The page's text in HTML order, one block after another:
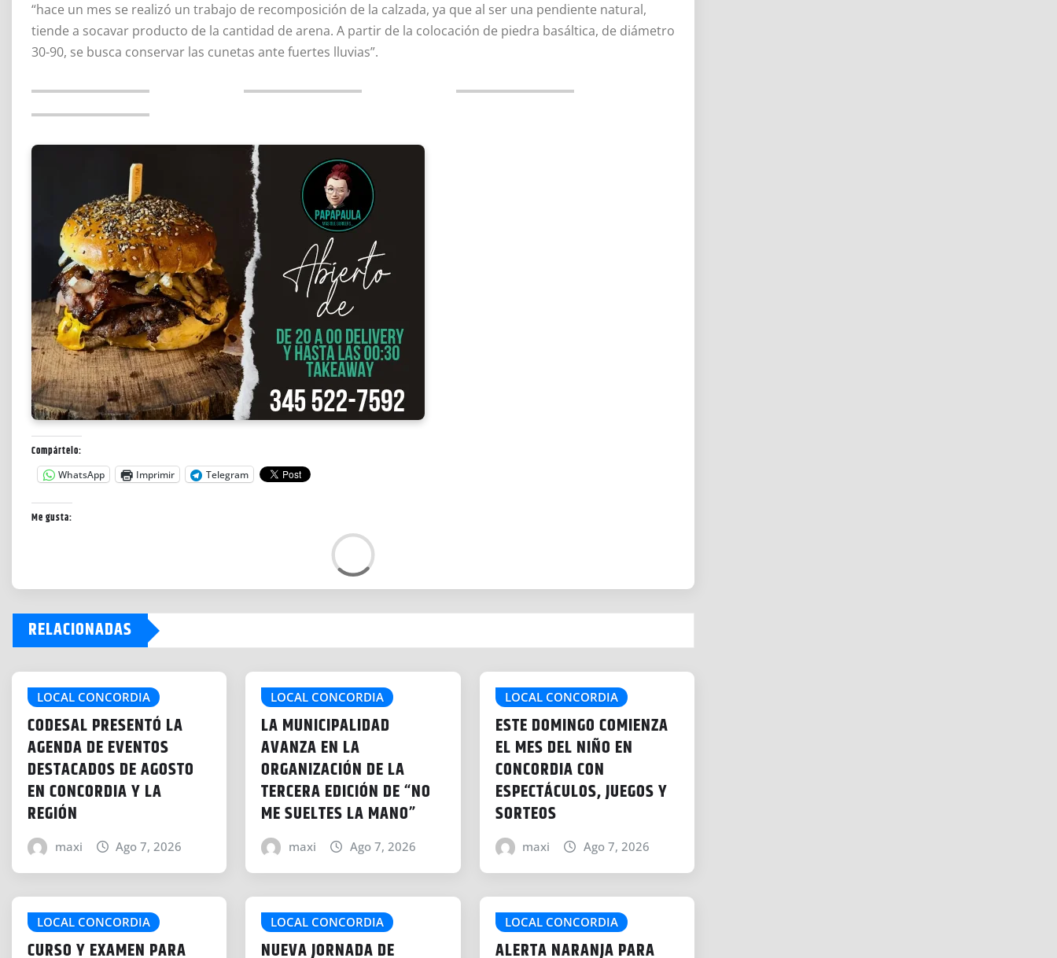
“hace un mes se realizó un trabajo de recomposición de la calzada, ya que al ser una pendiente natural,
tiende a socavar producto de la cantidad de arena. A partir de la colocación de piedra basáltica, de diámetro
30-90, se busca conservar las cunetas ante fuertes lluvias”.
Compártelo:
WhatsApp Imprimir Telegram
Me gusta:
r
a
n
d
o
.
.
.
RELACIONADAS
LOCAL CONCORDIA
CODESAL PRESENTÓ LA
AGENDA DE EVENTOS
DESTACADOS DE AGOSTO
EN CONCORDIA Y LA
REGIÓN
maxi Ago 7, 2026
LOCAL CONCORDIA
LA MUNICIPALIDAD
AVANZA EN LA
ORGANIZACIÓN DE LA
TERCERA EDICIÓN DE “NO
ME SUELTES LA MANO”
maxi Ago 7, 2026
LOCAL CONCORDIA
ESTE DOMINGO COMIENZA
EL MES DEL NIÑO EN
CONCORDIA CON
ESPECTÁCULOS, JUEGOS Y
SORTEOS
maxi Ago 7, 2026
LOCAL CONCORDIA
CURSO Y EXAMEN PARA
LOCAL CONCORDIA
NUEVA JORNADA DE
LOCAL CONCORDIA
ALERTA NARANJA PARA